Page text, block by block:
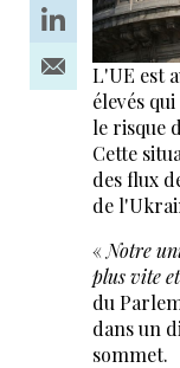
L'UE est
élevés
le risque
Cette
des flux
de
« Notre
plus vite
du
dans un
sommet.